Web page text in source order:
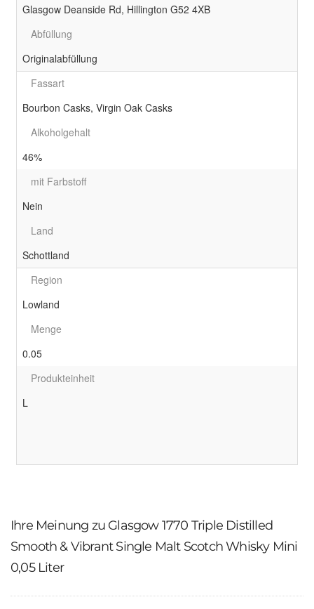
Glasgow Deanside Rd, Hillington G52 4XB
Abfüllung
Originalabfüllung
Fassart
Bourbon Casks, Virgin Oak Casks
Alkoholgehalt
46%
mit Farbstoff
Nein
Land
Schottland
Region
Lowland
Menge
0.05
Produkteinheit
L
Ihre Meinung zu Glasgow 1770 Triple Distilled
Smooth & Vibrant Single Malt Scotch Whisky Mini
0,05 Liter